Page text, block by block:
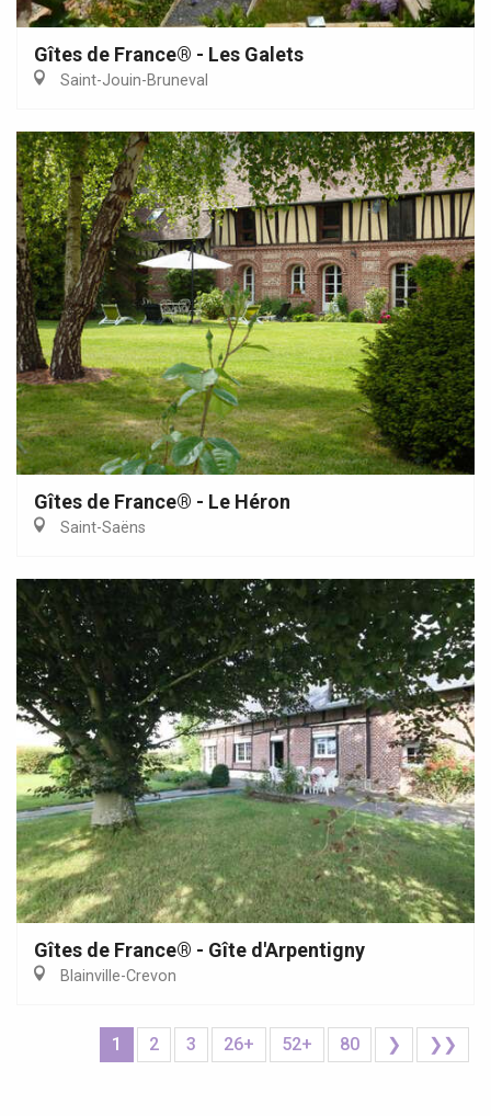
Gîtes de France® - Les Galets
Saint-Jouin-Bruneval
Gîtes de France® - Le Héron
Saint-Saëns
Gîtes de France® - Gîte d'Arpentigny
Blainville-Crevon
1 2 3 26+ 52+ 80 ❯ ❯❯